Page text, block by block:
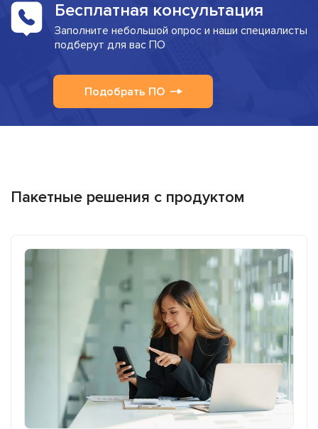
Бесплатная консультация
Заполните небольшой опрос и наши специалисты
подберут для вас ПО
Подобрать ПО
Пакетные решения с продуктом